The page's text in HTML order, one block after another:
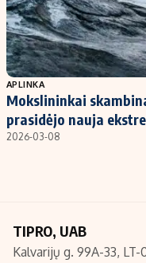
APLINKA
Mokslininkai
prasidėjo nauja
2026-03-08
TIPRO, UAB
Kalvarijų g. 99A-33, LT-